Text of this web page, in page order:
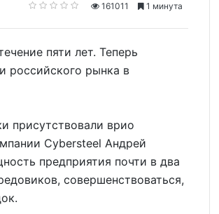
161011 1 минута
пяти лет. Теперь
российского рынка в
присутствовали врио
Cybersteel Андрей
предприятия почти в два
совершенствоваться,